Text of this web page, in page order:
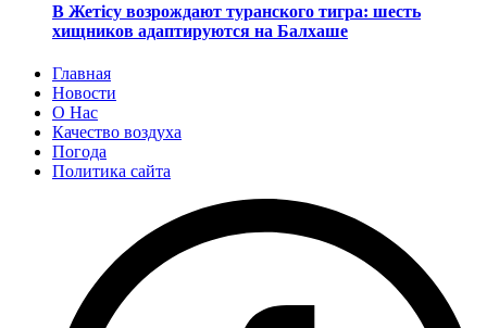
В Жетісу возрождают туранского тигра: шесть
хищников адаптируются на Балхаше
Главная
Новости
О Нас
Качество воздуха
Погода
Политика сайта